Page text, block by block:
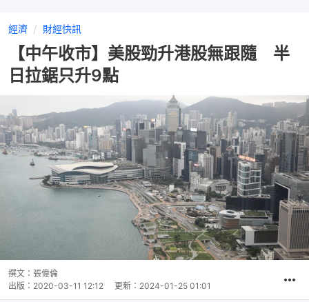
經濟 財經快訊
【中午收市】美股勁升港股無跟隨 半
日拉鋸只升9點
撰文： 張偉倫
出版： 2020-03-11 12:12 更新： 2024-01-25 01:01